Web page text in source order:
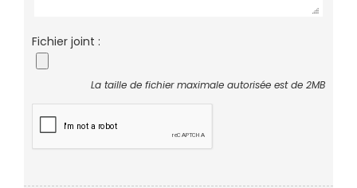
Fichier joint :
La taille de fichier maximale autorisée est de 2MB